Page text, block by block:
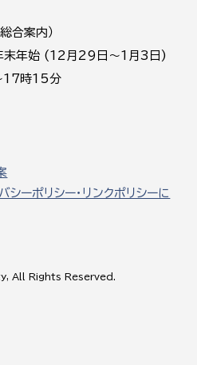
案内）
年末年始 (12月29日～1月3日)
17時15分
シーポリシー・リンクポリシーに
All Rights Reserved.